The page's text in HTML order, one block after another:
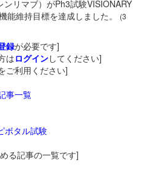
ンリマブ）がPh3試験VISIONARY
能維持目標を達成しました。
(3
録が必要です]
はログインしてください]
ご利用ください]
事一覧
ボタル試験
る記事の一覧です]